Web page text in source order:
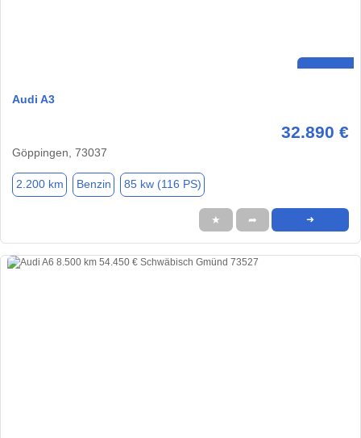
Audi A3
32.890 €
Göppingen, 73037
2.200 km Benzin 85 kw (116 PS)
★ ➦ ➜